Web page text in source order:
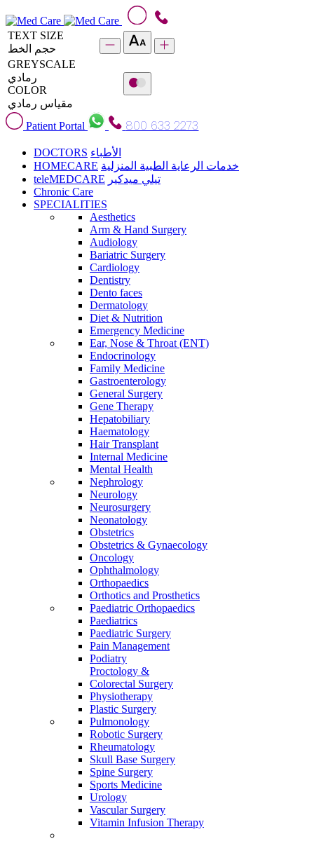
TEXT SIZE
حجم الخط
GREYSCALE
رمادي
COLOR
مقياس رمادي
Patient Portal
800 633 2273
DOCTORS الأطباء
HOMECARE خدمات الرعاية الطبية المنزلية
teleMEDCARE تيلي ميدكير
Chronic Care
SPECIALITIES
Aesthetics
Arm & Hand Surgery
Audiology
Bariatric Surgery
Cardiology
Dentistry
Dento faces
Dermatology
Diet & Nutrition
Emergency Medicine
Ear, Nose & Throat (ENT)
Endocrinology
Family Medicine
Gastroenterology
General Surgery
Gene Therapy
Hepatobiliary
Haematology
Hair Transplant
Internal Medicine
Mental Health
Nephrology
Neurology
Neurosurgery
Neonatology
Obstetrics
Obstetrics & Gynaecology
Oncology
Ophthalmology
Orthopaedics
Orthotics and Prosthetics
Paediatric Orthopaedics
Paediatrics
Paediatric Surgery
Pain Management
Podiatry
Proctology &
Colorectal Surgery
Physiotherapy
Plastic Surgery
Pulmonology
Robotic Surgery
Rheumatology
Skull Base Surgery
Spine Surgery
Sports Medicine
Urology
Vascular Surgery
Vitamin Infusion Therapy